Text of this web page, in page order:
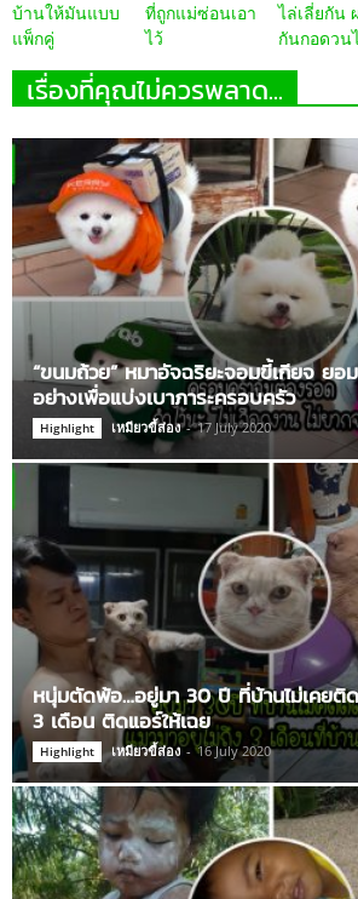
บ้านให้มันแบบ
แพ็กคู่
ที่ถูกแม่ซ่อนเอา
ไว้
ไล่เลี่ยกัน
กันกอดวน
เรื่องที่คุณไม่ควรพลาด...
“ขนมถ้วย” หมาอัจฉริยะจอมขี้เกียจ ยอ
อย่างเพื่อแบ่งเบาภาระครอบครัว
Highlight เหมียวขี้ส่อง - 17 July 2020
หนุ่มตัดพ้อ…อยู่มา 30 ปี ที่บ้านไม่เคยติ
3 เดือน ติดแอร์ให้เฉย
Highlight เหมียวขี้ส่อง - 16 July 2020